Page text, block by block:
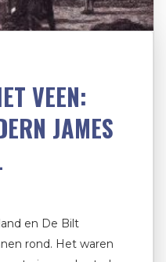
VEEN:
JAMES
en De Bilt
rond. Het waren